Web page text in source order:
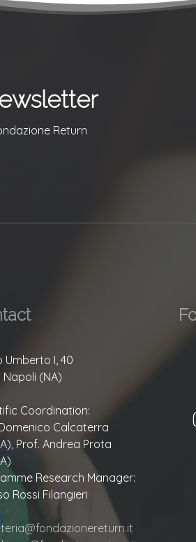
Return
Umberto I, 40
Napoli (NA)
Coordination:
Calcaterra
Prof. Andrea Prota
Research Manager:
Rossi Filangieri